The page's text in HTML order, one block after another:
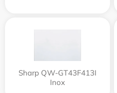
Sharp QW-GT43F413I
Inox